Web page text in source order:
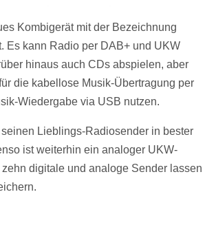
Kombigerät mit der Bezeichnung
Es kann Radio per DAB+ und UKW
hinaus auch CDs abspielen, aber
die kabellose Musik-Übertragung per
Wiedergabe via USB nutzen.
Lieblings-Radiosender in bester
ist weiterhin ein analoger UKW-
digitale und analoge Sender lassen